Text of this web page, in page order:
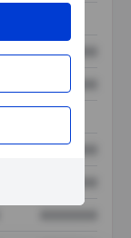
XXXXXXX
XXXXXXX